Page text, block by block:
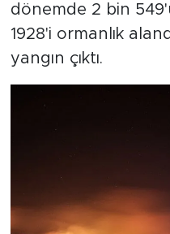
dönemde 2 bin
1928'i ormanlık
yangın çıktı.